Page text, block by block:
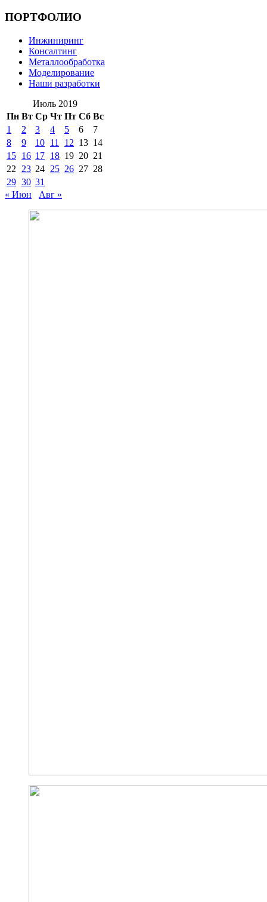
ПОРТФОЛИО
Инжиниринг
Консалтинг
Металлообработка
Моделирование
Наши разработки
Июль 2019
Пн Вт Ср Чт Пт Сб Вс
1
2 3 4 5 6
7
8
9 10 11 12 13 14
15 16 17 18 19 20 21
22
23 24 25 26 27 28
29 30 31
« Июн
Авг »